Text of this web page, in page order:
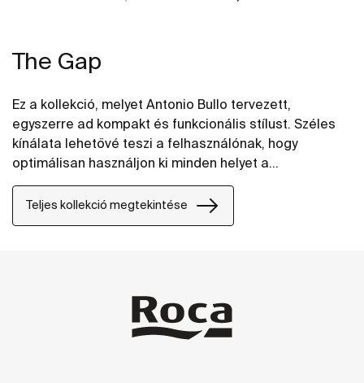
The Gap
Ez a kollekció, melyet Antonio Bullo tervezett,
egyszerre ad kompakt és funkcionális stílust. Széles
kínálata lehetővé teszi a felhasználónak, hogy
optimálisan használjon ki minden helyet a
fürdőszobában. Modern és stílusos vonalai intelligens
választássá teszik.
Teljes kollekció megtekintése